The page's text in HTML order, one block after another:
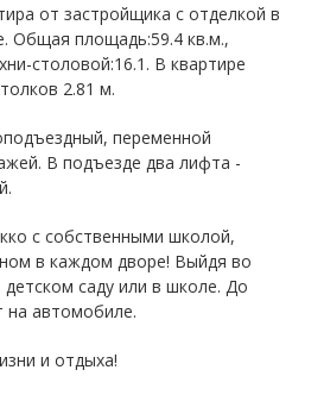
от застройщика c отделкой в
Общая площадь:59.4 кв.м.,
столовой:16.1. B квартире
2.81 м.
переменной
B подъезде два лифта -
с собственными школой,
в каждом дворе! Выйдя во
саду или в школе. До
на автомобиле.
и отдыха!